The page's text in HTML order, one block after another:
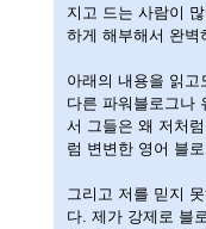
지고 드는 사람이
하게 해부해서 완벽
아래의 내용을 읽
다른 파워블로그나
서 그들은 왜 저처
럼 변변한 영어 블
그리고 저를 믿지
다. 제가 강제로 블